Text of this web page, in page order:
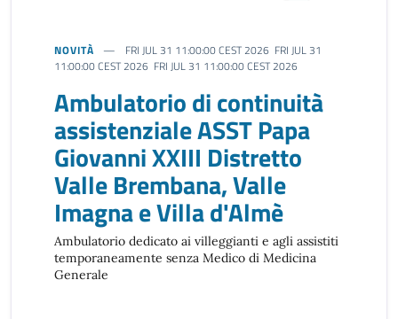
NOVITÀ
FRI JUL 31 11:00:00 CEST 2026 FRI JUL 31
11:00:00 CEST 2026 FRI JUL 31 11:00:00 CEST 2026
Ambulatorio di continuità
assistenziale ASST Papa
Giovanni XXIII Distretto
Valle Brembana, Valle
Imagna e Villa d'Almè
Ambulatorio dedicato ai villeggianti e agli assistiti
temporaneamente senza Medico di Medicina
Generale